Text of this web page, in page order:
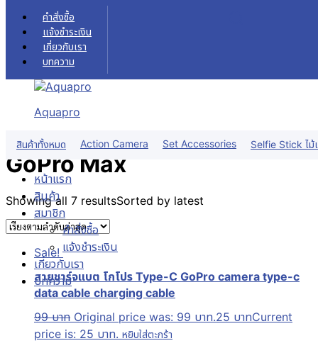
Skip to content
คำสั่งซื้อ
แจ้งชำระเงิน
เกี่ยวกับเรา
บทความ
Aquapro
สินค้าทั้งหมด Action Camera Set Accessories Selfie Stick ไม้
หน้าแรก
สินค้า
สมาชิก
คำสั่งซื้อ
แจ้งชำระเงิน
เกี่ยวกับเรา
บทความ
GoPro Max
หน้าแรก สินค้า Camera กล้อง
GoPro Max
Showing all 7 resultsSorted by latest
Sale!
สายชาร์จแบต โกโปร Type-C GoPro camera type-c
data cable charging cable
99บาท Original price was: 99 บาท.25 บาทCurrent
price is: 25 บาท. หยิบใส่ตะกร้า